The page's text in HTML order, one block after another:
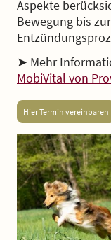
Aspekte
Bewegung bis
➤ Mehr
MobiVital von
Hier Termin vereinbaren